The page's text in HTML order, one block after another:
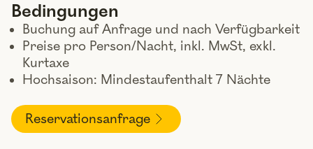
Bedingungen
Buchung auf Anfrage und nach Verfügbarkeit
Preise pro Person/Nacht, inkl. MwSt, exkl.
Kurtaxe
Hochsaison: Mindestaufenthalt 7 Nächte
Reservationsanfrage